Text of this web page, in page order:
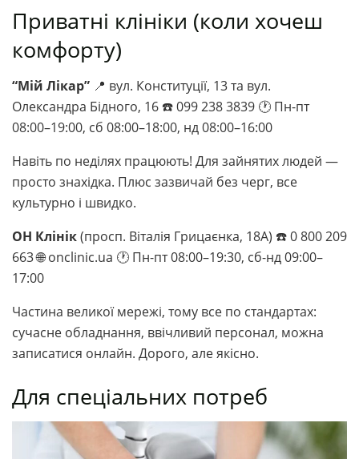
Приватні клініки (коли хочеш
комфорту)
“Мій Лікар” 📍 вул. Конституції, 13 та вул.
Олександра Бідного, 16 ☎️ 099 238 3839 🕐 Пн-пт
08:00–19:00, сб 08:00–18:00, нд 08:00–16:00
Навіть по неділях працюють! Для зайнятих людей —
просто знахідка. Плюс зазвичай без черг, все
культурно і швидко.
ОН Клінік(просп. Віталія Грицаєнка, 18А) ☎️ 0 800 209
663 🌐 onclinic.ua 🕐 Пн-пт 08:00–19:30, сб-нд 09:00–
17:00
Частина великої мережі, тому все по стандартах:
сучасне обладнання, ввічливий персонал, можна
записатися онлайн. Дорого, але якісно.
Для спеціальних потреб